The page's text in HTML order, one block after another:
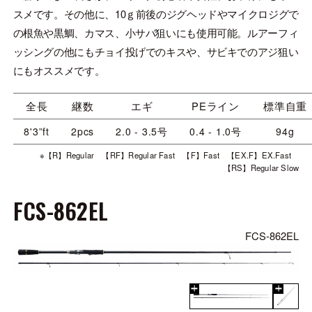
スメです。その他に、10ｇ前後のジグヘッドやマイクロジグで
の根魚や黒鯛、カマス、小サバ狙いにも使用可能。ルアーフィ
ッシングの他にもチョイ投げでのキスや、サビキでのアジ狙い
にもオススメです。
全長 継数 エギ PEライン 標準自重
8'3”ft 2pcs 2.0 - 3.5号 0.4 - 1.0号 94g
※【R】Regular 【RF】Regular Fast 【F】Fast 【EX.F】EX.Fast
【RS】Regular Slow
FCS-862EL
FCS-862EL